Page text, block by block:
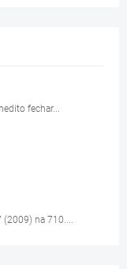
fechar...
(2009) na 710....